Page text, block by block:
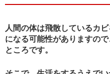
人間の体は飛散しているカ
になる可能性がありますの
ところです。